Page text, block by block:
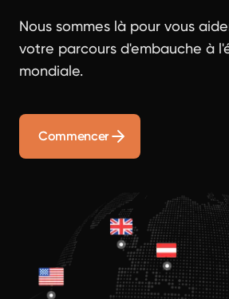
Nous sommes là pour vous
votre parcours d'embauche à
mondiale.
Commencer